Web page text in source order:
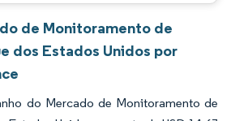
de Monitoramento de
dos Estados Unidos por
do Mercado de Monitoramento de